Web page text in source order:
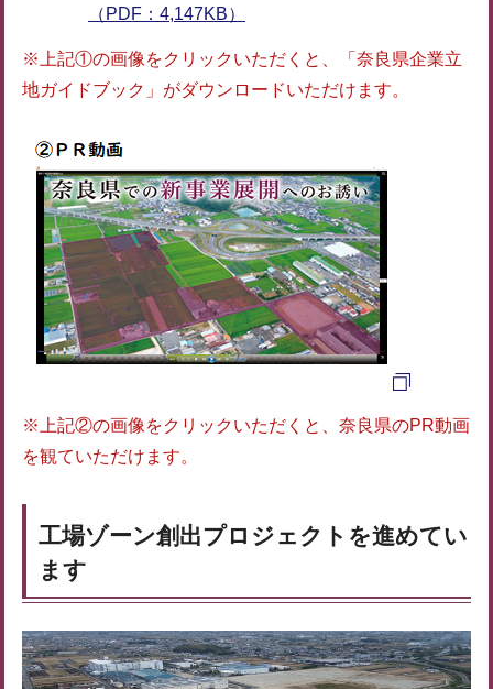
（PDF：4,147KB）
※上記①の画像をクリックいただくと、「奈良県企業立
地ガイドブック」がダウンロードいただけます。
※上記②の画像をクリックいただくと、奈良県のPR動画
を観ていただけます。
工場ゾーン創出プロジェクトを進めてい
ます